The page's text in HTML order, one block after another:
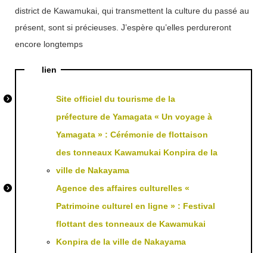
district de Kawamukai, qui transmettent la culture du passé au
présent, sont si précieuses. J’espère qu’elles perdureront
encore longtemps
lien
Site officiel du tourisme de la
préfecture de Yamagata « Un voyage à
Yamagata » : Cérémonie de flottaison
des tonneaux Kawamukai Konpira de la
ville de Nakayama
Agence des affaires culturelles «
Patrimoine culturel en ligne » : Festival
flottant des tonneaux de Kawamukai
Konpira de la ville de Nakayama